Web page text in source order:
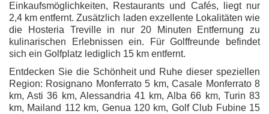
Einkaufsmöglichkeiten, Restaurants und Cafés, liegt nur
2,4 km entfernt. Zusätzlich laden exzellente Lokalitäten wie
die Hosteria Treville in nur 20 Minuten Entfernung zu
kulinarischen Erlebnissen ein. Für Golffreunde befindet
sich ein Golfplatz lediglich 15 km entfernt.
Entdecken Sie die Schönheit und Ruhe dieser speziellen
Region: Rosignano Monferrato 5 km, Casale Monferrato 8
km, Asti 36 km, Alessandria 41 km, Alba 66 km, Turin 83
km, Mailand 112 km, Genua 120 km, Golf Club Fubine 15